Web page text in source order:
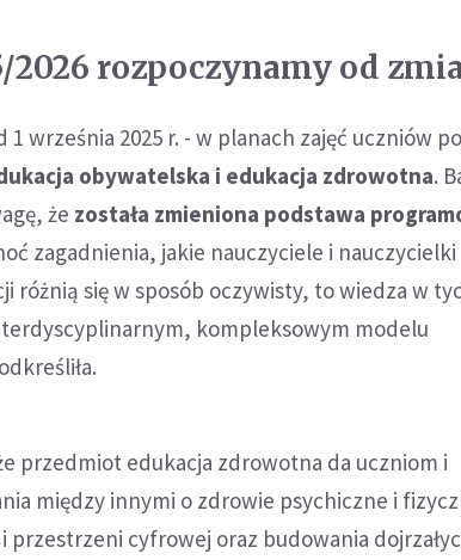
2026 rozpoczynamy od
1 września 2025 r. - w planach zajęć uczniów
obywatelska i edukacja zdrowotna.
że została zmieniona podstawa
zagadnienia, jakie nauczyciele i nauczycielki
różnią się w sposób oczywisty, to wiedza w
kompleksowym modelu
przedmiot edukacja zdrowotna da uczniom i
między innymi o zdrowie psychiczne i
cyfrowej oraz budowania